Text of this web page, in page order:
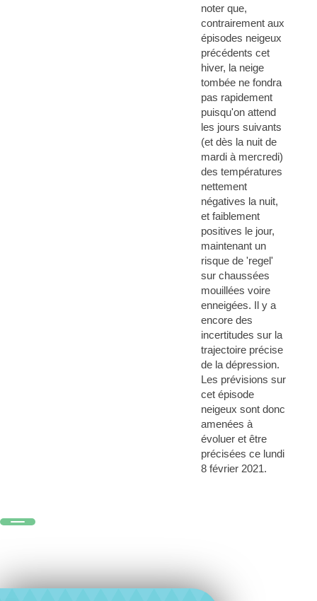
noter que,
contrairement aux
épisodes neigeux
précédents cet
hiver, la neige
tombée ne fondra
pas rapidement
puisqu'on attend
les jours suivants
(et dès la nuit de
mardi à mercredi)
des températures
nettement
négatives la nuit,
et faiblement
positives le jour,
maintenant un
risque de 'regel'
sur chaussées
mouillées voire
enneigées. Il y a
encore des
incertitudes sur la
trajectoire précise
de la dépression.
Les prévisions sur
cet épisode
neigeux sont donc
amenées à
évoluer et être
précisées ce lundi
8 février 2021.